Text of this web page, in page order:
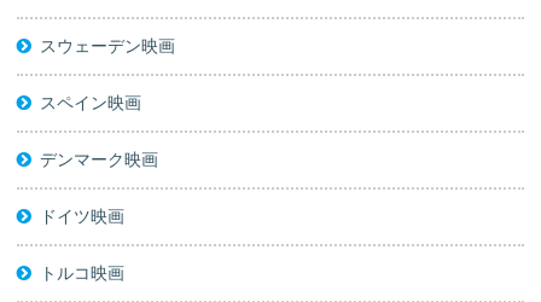
スウェーデン映画
スペイン映画
デンマーク映画
ドイツ映画
トルコ映画